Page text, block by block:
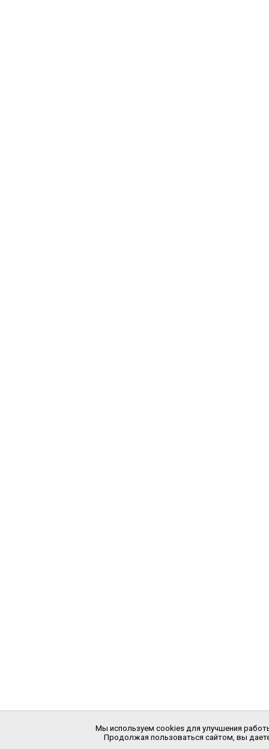
Мы используем cookies для улучшения
Продолжая пользоваться сайтом, вы